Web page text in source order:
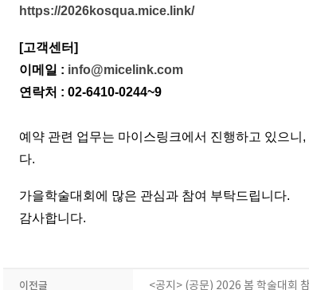
https://2026kosqua.mice.link/
[고객센터]
이메일 : info@micelink.com
연락처 : 02-6410-0244~9
예약 관련 업무는 마이스링크에서 진행하고 있으
다.
가을학술대회에 많은 관심과 참여 부탁드립니다.
감사합니다. ​
이전글 <공지> (공문) 2026 봄 학술대회